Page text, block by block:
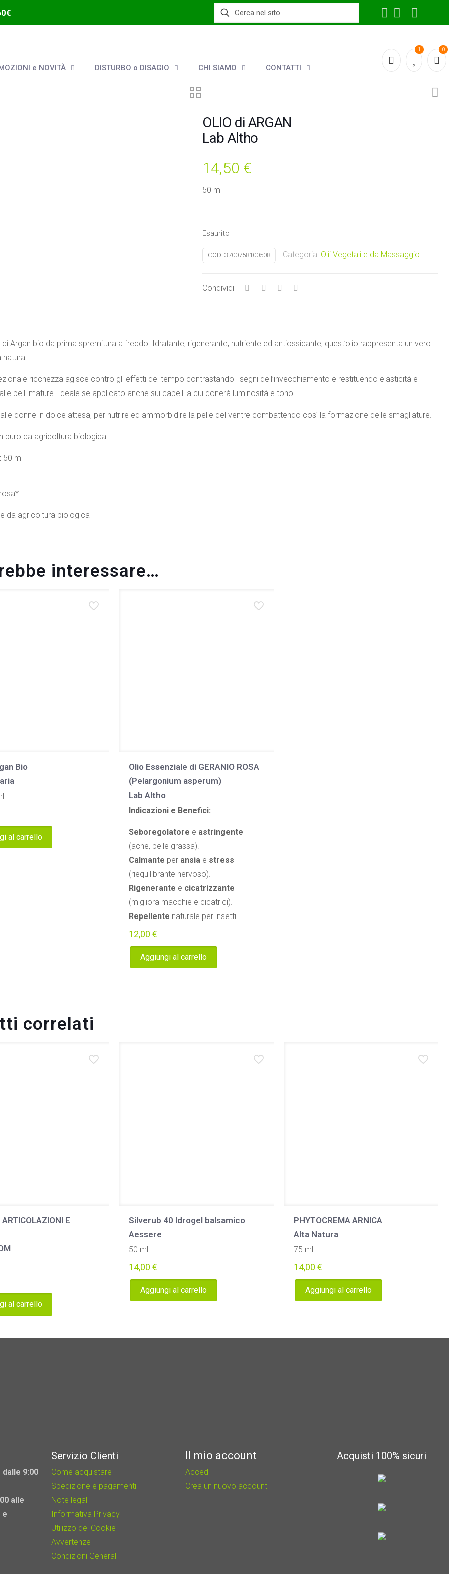
e NOVITÀ DISTURBO o DISAGIO CHI SIAMO CONTATTI
1 0
OLIO di ARGAN
Lab Altho
14,50 €
50 ml
Esaurito
COD: 3700758100508 Categoria: Olii Vegetali e da Massaggio
Condividi
di Argan bio da prima spremitura a freddo. Idratante, rigenerante, nutriente ed antiossidante, quest’olio rappresenta un vero
ricchezza agisce contro gli effetti del tempo contrastando i segni dell’invecchiamento e restituendo elasticità e
pelli mature. Ideale se applicato anche sui capelli a cui donerà luminosità e tono.
donne in dolce attesa, per nutrire ed ammorbidire la pelle del ventre combattendo così la formazione delle smagliature.
puro da agricoltura biologica
50 ml
da agricoltura biologica
interessare…
Bio
al carrello
Olio Essenziale di GERANIO ROSA
(Pelargonium asperum)
Lab Altho
Indicazioni e Benefici:
Seboregolatore e astringente
(acne, pelle grassa).
Calmante per ansiae stress
(riequilibrante nervoso).
Rigenerante e cicatrizzante
(migliora macchie e cicatrici).
Repellente naturale per insetti.
12,00 €
Aggiungi al carrello
correlati
E
al carrello
Silverub 40 Idrogel balsamico
Aessere
50 ml
14,00 €
Aggiungi al carrello
PHYTOCREMA ARNICA
Alta Natura
75 ml
14,00 €
Aggiungi al carrello
9:00
alle
e
Servizio Clienti
Come acquistare
Spedizione e pagamenti
Note legali
Informativa Privacy
Utilizzo dei Cookie
Avvertenze
Condizioni Generali
Il mio account
Accedi
Crea un nuovo account
Acquisti 100% sicuri